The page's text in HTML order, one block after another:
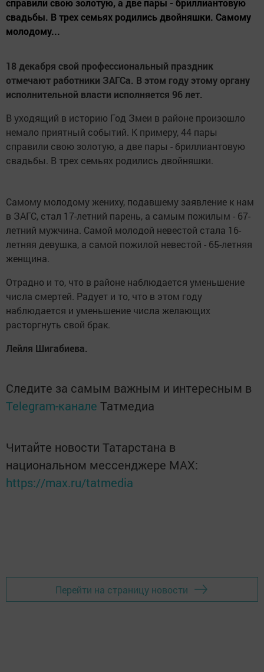
справили свою золотую, а две пары - бриллиантовую
свадьбы. В трех семьях родились двойняшки. Самому
молодому...
18 декабря свой профессиональный праздник
отмечают работники ЗАГСа. В этом году этому органу
исполнительной власти исполняется 96 лет.
В уходящий в историю Год Змеи в районе произошло
немало приятный событий. К примеру, 44 пары
справили свою золотую, а две пары - бриллиантовую
свадьбы. В трех семьях родились двойняшки.
Самому молодому жениху, подавшему заявление к нам
в ЗАГС, стал 17-летний парень, а самым пожилым - 67-
летний мужчина. Самой молодой невестой стала 16-
летняя девушка, а самой пожилой невестой - 65-летняя
женщина.
Отрадно и то, что в районе наблюдается уменьшение
числа смертей. Радует и то, что в этом году
наблюдается и уменьшение числа желающих
расторгнуть свой брак.
Лейля Шигабиева.
Следите за самым важным и интересным в
Telegram-канале Татмедиа
Читайте новости Татарстана в
национальном мессенджере MАХ:
https://max.ru/tatmedia
Перейти на страницу новости